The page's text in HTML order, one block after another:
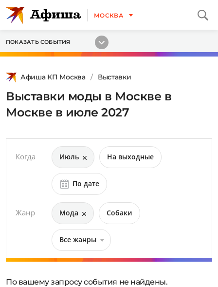
МОСКВА
ПОКАЗАТЬ СОБЫТИЯ
Афиша КП Москва Выставки
Выставки моды в Москве в
Москве в июле 2027
Когда Июль На выходные
По дате
Жанр Мода Собаки
Все жанры
По вашему запросу события не найдены.